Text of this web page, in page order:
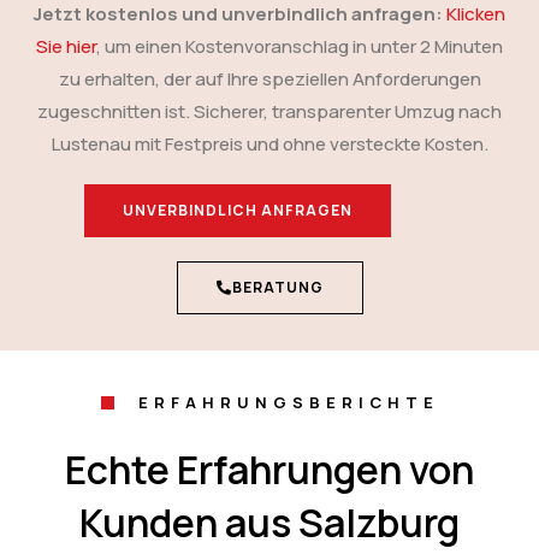
Jetzt kostenlos und unverbindlich anfragen: Klicken
Sie hier, um einen Kostenvoranschlag in unter 2 Minuten
zu erhalten, der auf Ihre speziellen Anforderungen
zugeschnitten ist. Sicherer, transparenter Umzug nach
Lustenau mit Festpreis und ohne versteckte Kosten.
UNVERBINDLICH ANFRAGEN
BERATUNG
ERFAHRUNGSBERICHTE
Echte Erfahrungen von
Kunden aus Salzburg